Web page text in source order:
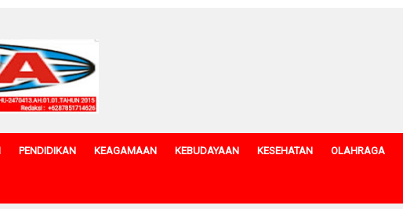
PENDIDIKAN KEAGAMAAN KEBUDAYAAN KESEHATAN OLAHRAGA